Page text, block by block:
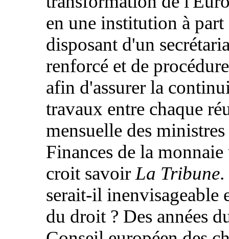
en une institution à part
disposant d'un
renforcé et de
afin d'assurer la
travaux entre chaque
mensuelle des ministres
Finances de la
croit savoir La Tribune
serait-il inenvisageable
du droit ? Des années